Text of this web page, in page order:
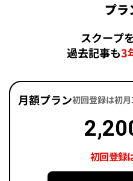
プラ
スクープを
過去記事も3
月額プラン初回登録は初
初回登録